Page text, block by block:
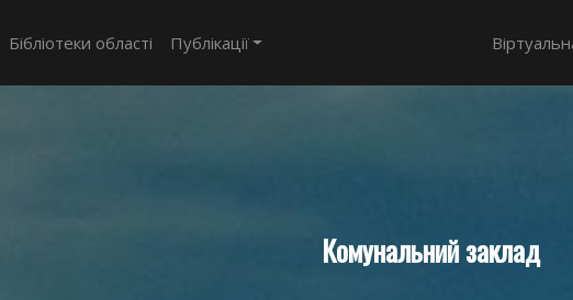
Бібліотеки області Публікації
Комунальний заклад